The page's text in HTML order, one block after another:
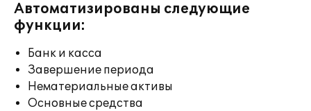
Автоматизированы следующие
функции:
Банк и касса
Завершение периода
Нематериальные активы
Основные средства